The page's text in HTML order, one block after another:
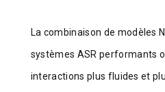
La combinaison de modèles
systèmes ASR performants
interactions plus fluides et